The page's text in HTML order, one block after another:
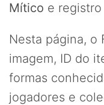
Mítico e
Nesta página, o
imagem, ID do
formas
jogadores e